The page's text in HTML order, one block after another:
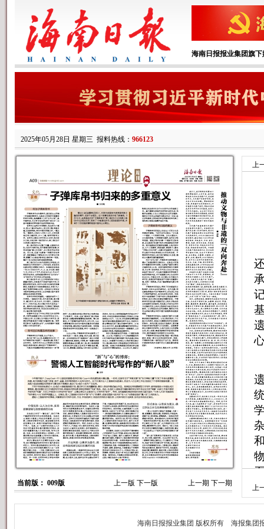
海南日报报业集团旗下
2025年05月28日 星期三 报料热线： 966123
当前版： 009版 上一版 下一版 上一期 下一期
上
上